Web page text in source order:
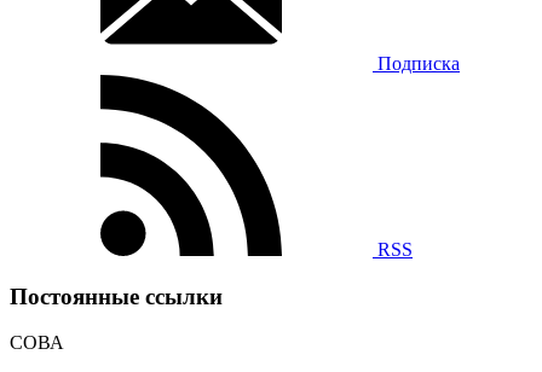
Подписка
RSS
Постоянные ссылки
СОВА